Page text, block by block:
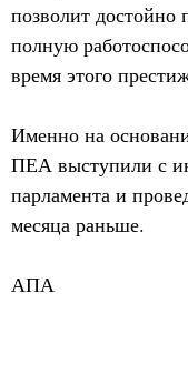
позволит достойно
полную
время этого
Именно на
ПЕА выступили с
парламента и
месяца раньше.
АПА